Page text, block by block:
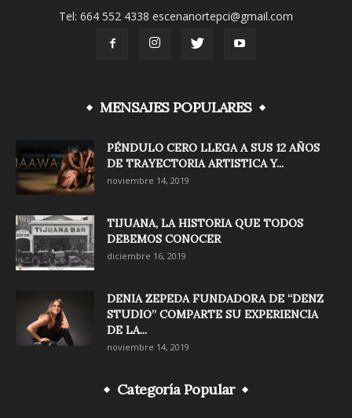
Tel: 664 552 4338 escenanortepci@gmail.com
MENSAJES POPULARES
PÉNDULO CERO LLEGA A SUS 12 AÑOS
DE TRAYECTORIA ARTISTICA Y...
noviembre 14, 2019
TIJUANA, LA HISTORIA QUE TODOS
DEBEMOS CONOCER
diciembre 16, 2019
DENIA ZEPEDA FUNDADORA DE “DENZ
STUDIO” COMPARTE SU EXPERIENCIA
DE LA...
noviembre 14, 2019
Categoría Popular